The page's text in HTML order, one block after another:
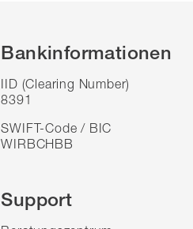
Bankinformationen
IID (Clearing Number)
8391
SWIFT-Code / BIC
WIRBCHBB
Support